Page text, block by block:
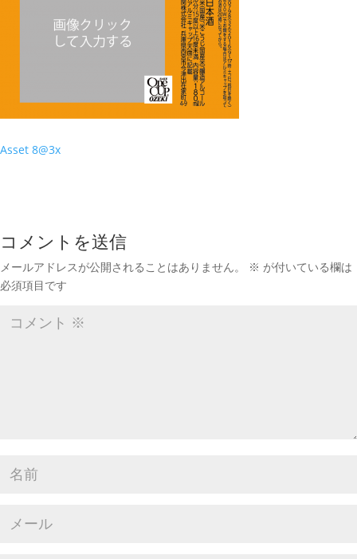
Asset 8@3x
コメントを送信
メールアドレスが公開されることはありません。 ※ が付いている欄は
必須項目です